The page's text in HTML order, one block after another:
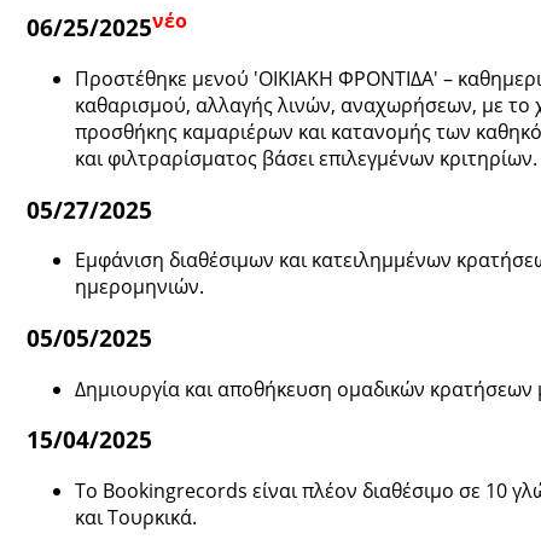
06/25/2025νέο
Προστέθηκε μενού 'ΟΙΚΙΑΚΗ ΦΡΟΝΤΙΔΑ' –
καθαρισμού, αλλαγής λινών, αναχωρήσεων, με το
προσθήκης καμαριέρων και κατανομής των
και φιλτραρίσματος βάσει επιλεγμένων κριτηρίων.
05/27/2025
Εμφάνιση διαθέσιμων και κατειλημμένων
ημερομηνιών.
05/05/2025
Δημιουργία και αποθήκευση ομαδικών
15/04/2025
Το Bookingrecords είναι πλέον διαθέσιμο σε 10
και Τουρκικά.